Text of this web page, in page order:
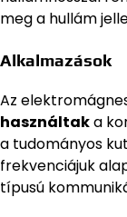
meg a hullám
Alkalmazások
Az
használtaka
a tudományos
frekvenciájuk
típusú